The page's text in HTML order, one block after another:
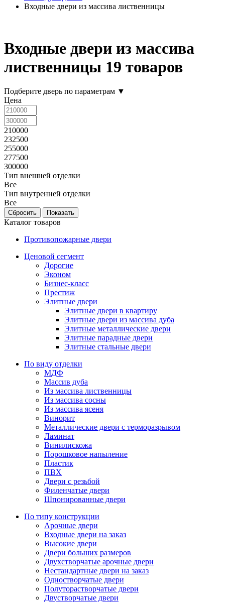
Входные двери из массива лиственницы
Входные двери из массива
лиственницы 19 товаров
Подберите дверь по параметрам ▼
Цена
210000
232500
255000
277500
300000
Тип внешней отделки
Все
Тип внутренней отделки
Все
Каталог товаров
Противопожарные двери
Ценовой сегмент
Дорогие
Эконом
Бизнес-класс
Престиж
Элитные двери
Элитные двери в квартиру
Элитные двери из массива дуба
Элитные металлические двери
Элитные парадные двери
Элитные стальные двери
По виду отделки
МДФ
Массив дуба
Из массива лиственницы
Из массива сосны
Из массива ясеня
Винорит
Металлические двери с терморазрывом
Ламинат
Винилискожа
Порошковое напыление
Пластик
ПВХ
Двери с резьбой
Филенчатые двери
Шпонированные двери
По типу конструкции
Арочные двери
Входные двери на заказ
Высокие двери
Двери больших размеров
Двухстворчатые арочные двери
Нестандартные двери на заказ
Одностворчатые двери
Полуторастворчатые двери
Двустворчатые двери